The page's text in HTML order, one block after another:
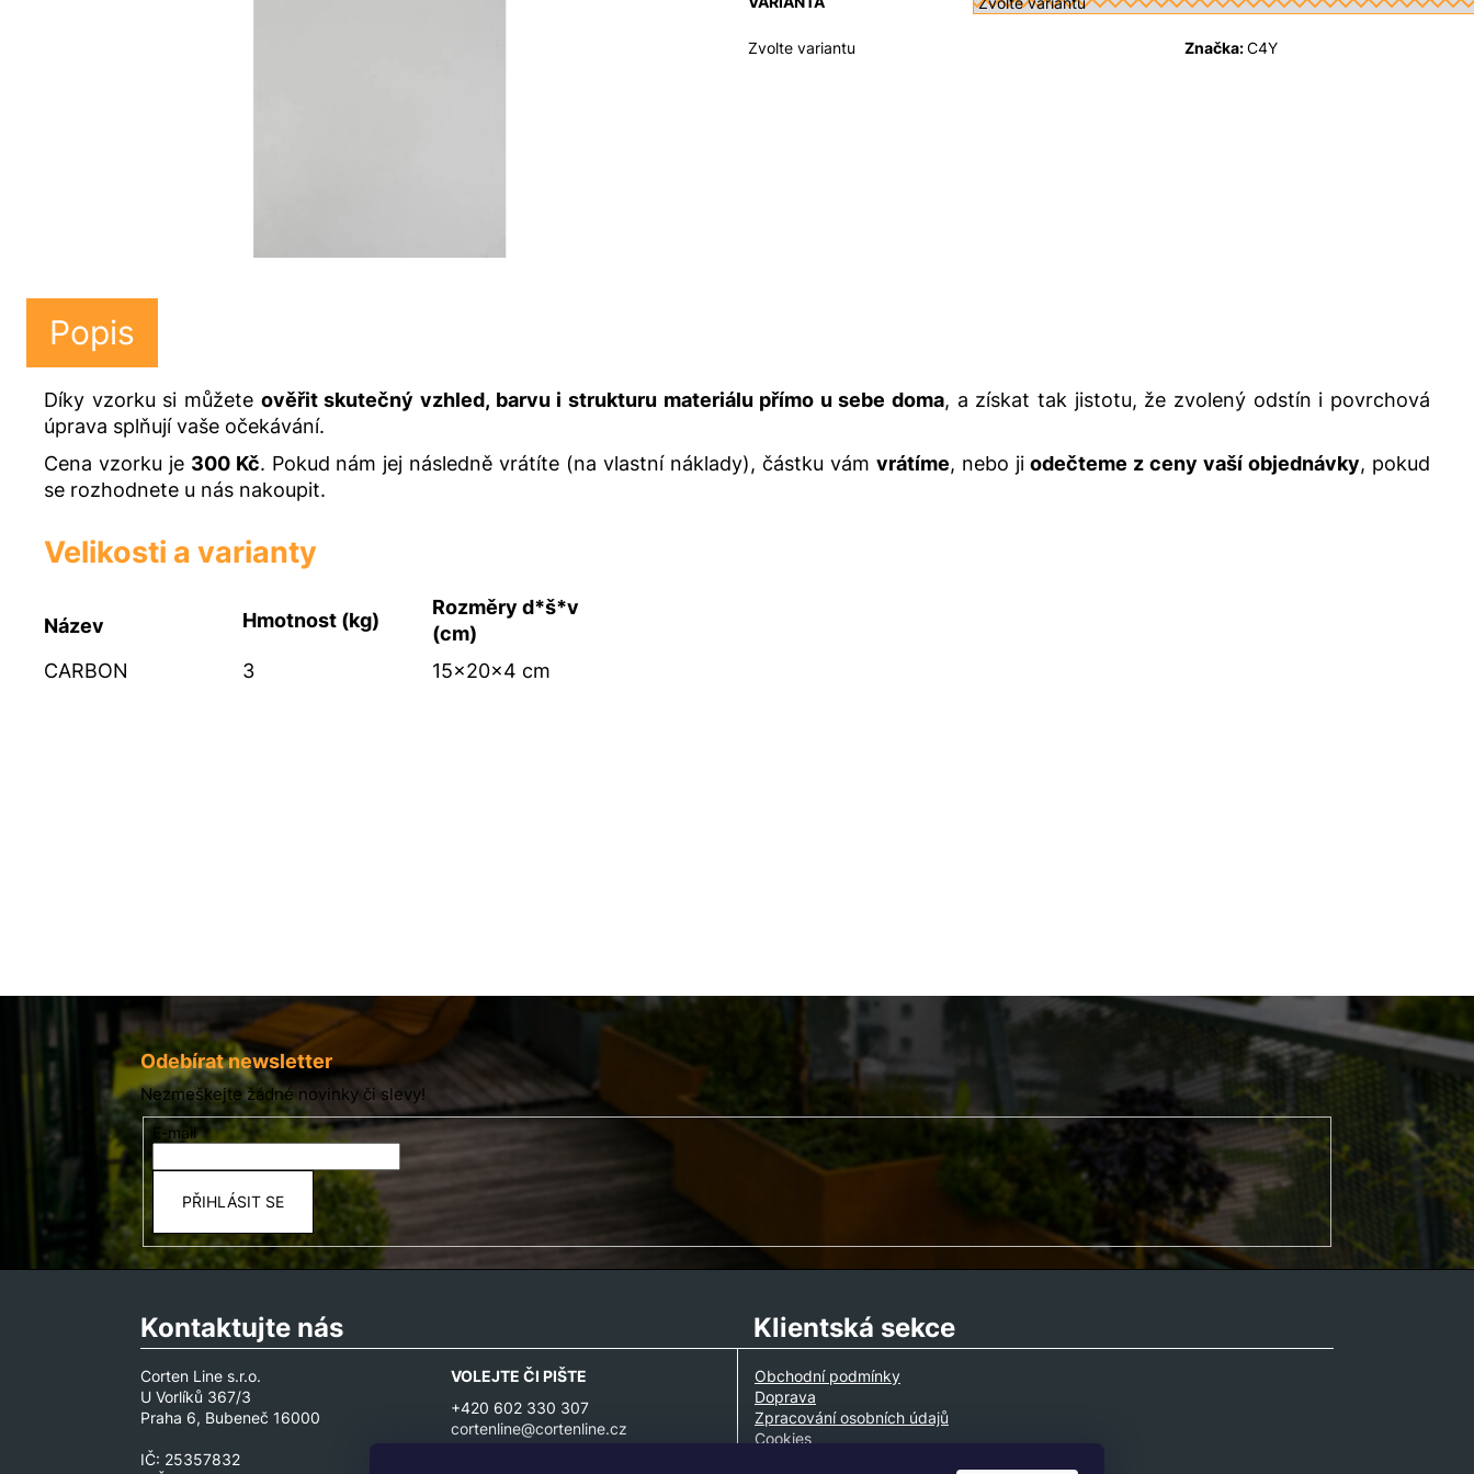
Zvolte variantu Značka:C4Y
Popis
Díky vzorku si můžete ověřit skutečný vzhled, barvu i strukturu materiálu přímo u sebe doma, a získat tak jistotu, že zvolený odstín i povrchová
úprava splňují vaše očekávání.
Cena vzorku je 300 Kč. Pokud nám jej následně vrátíte (na vlastní náklady), částku vám vrátíme, nebo jiodečteme z ceny vaší objednávky, pokud
se rozhodnete u nás nakoupit.
Velikosti a varianty
Název Hmotnost (kg)
Rozměry d*š*v
(cm)
CARBON
3 15x20x4 cm
Odebírat newsletter
Nezmeškejte žádné novinky či slevy!
E-mail
PŘIHLÁSIT SE
Kontaktujte nás
Corten Line s.r.o.
U Vorlíků 367/3
Praha 6, Bubeneč 16000
IČ: 25357832
VOLEJTE ČI PIŠTE
+420 602 330 307
cortenline@cortenline.cz
Klientská sekce
Obchodní podmínky
Doprava
Zpracování osobních údajů
Cookies